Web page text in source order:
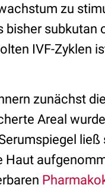
zu
bisher subkutan
IVF-Zyklen
zunächst
Areal